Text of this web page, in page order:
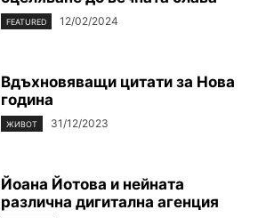
FEATURED 12/02/2024
Вдъхновяващи цитати за Нова
година
ЖИВОТ 31/12/2023
Йоана Йотова и нейната
различна дигитална агенция